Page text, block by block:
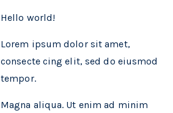
Hello world!
Lorem ipsum dolor sit amet,
consecte cing elit, sed do eiusmod
tempor.
Magna aliqua. Ut enim ad minim